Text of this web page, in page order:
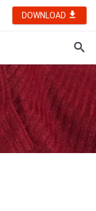
DOWNLOAD